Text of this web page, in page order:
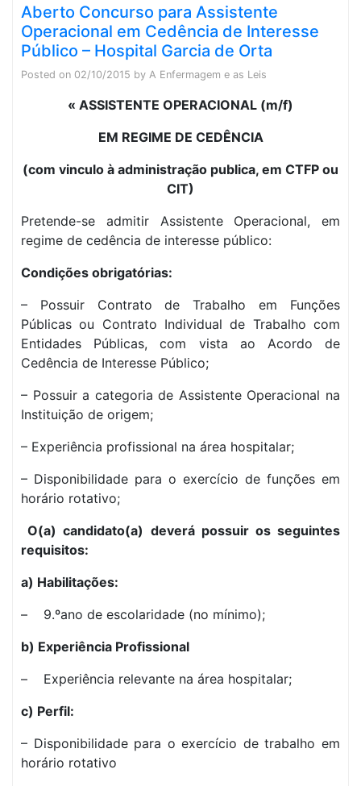
Aberto Concurso para Assistente
Operacional em Cedência de Interesse
Público – Hospital Garcia de Orta
Posted on 02/10/2015 by A Enfermagem e as Leis
« ASSISTENTE OPERACIONAL (m/f)
EM REGIME DE CEDÊNCIA
(com vinculo à administração publica, em CTFP ou
CIT)
Pretende-se admitir Assistente Operacional, em
regime de cedência de interesse público:
Condições obrigatórias:
– Possuir Contrato de Trabalho em Funções
Públicas ou Contrato Individual de Trabalho com
Entidades Públicas, com vista ao Acordo de
Cedência de Interesse Público;
– Possuir a categoria de Assistente Operacional na
Instituição de origem;
– Experiência profissional na área hospitalar;
– Disponibilidade para o exercício de funções em
horário rotativo;
O(a) candidato(a) deverá possuir os seguintes
requisitos:
a) Habilitações:
– 9.ºano de escolaridade (no mínimo);
b) Experiência Profissional
– Experiência relevante na área hospitalar;
c) Perfil:
– Disponibilidade para o exercício de trabalho em
horário rotativo